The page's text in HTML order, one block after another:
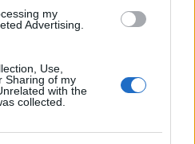
my
Advertising.
Use,
Sharing of my
with the
collected.
Member
παραθέριζε στο Καβούρι